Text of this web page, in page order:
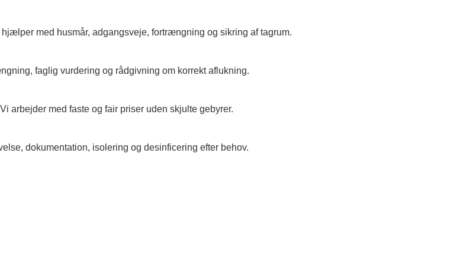
med husmår, adgangsveje, fortrængning og sikring af tagrum.
faglig vurdering og rådgivning om korrekt aflukning.
arbejder med faste og fair priser uden skjulte gebyrer.
dokumentation, isolering og desinficering efter behov.